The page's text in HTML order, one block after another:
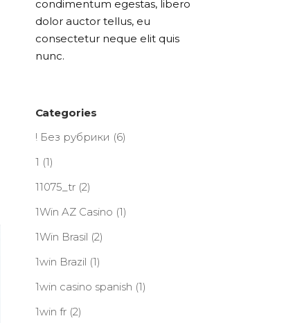
condimentum egestas, libero
dolor auctor tellus, eu
consectetur neque elit quis
nunc.
Categories
! Без рубрики (6)
1 (1)
11075_tr(2)
1Win AZ Casino (1)
1Win Brasil (2)
1win Brazil (1)
1win casino spanish (1)
1win fr(2)